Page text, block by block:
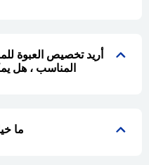
أريد تخصيص العبوة
المناسب ، هل
ما